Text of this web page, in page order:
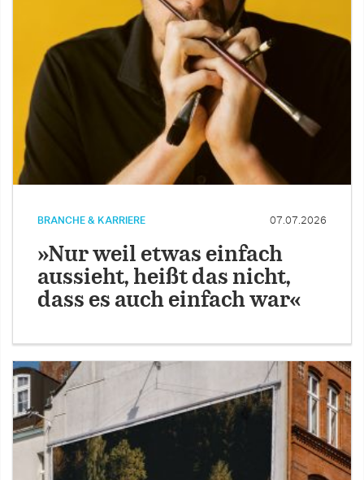
BRANCHE & KARRIERE 07.07.2026
»Nur weil etwas einfach
aussieht, heißt das nicht,
dass es auch einfach war«